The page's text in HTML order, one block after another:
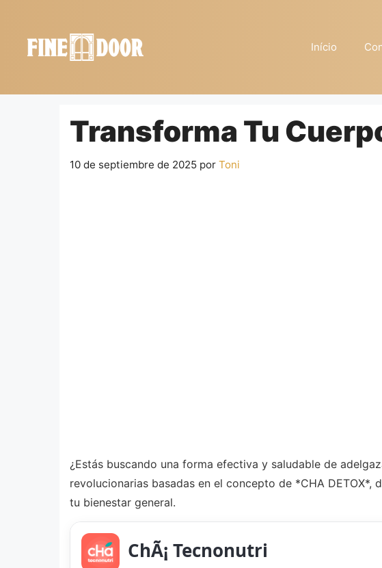
contenido
Início
Transforma Tu
10 de septiembre de 2025 por Toni
¿Estás buscando una forma efectiva y saludable de
revolucionarias basadas en el concepto de *CHA
tu bienestar general.
ChÃ¡ Tecnonutri